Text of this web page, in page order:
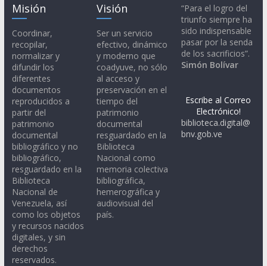
Misión
Coordinar,
recopilar,
normalizar y
difundir los
diferentes
documentos
reproducidos a
partir del
patrimonio
documental
bibliográfico y no
bibliográfico,
resguardado en la
Biblioteca
Nacional de
Venezuela, así
como los objetos
y recursos nacidos
digitales, y sin
derechos
reservados.
Visión
Ser un servicio
efectivo, dinámico
y moderno que
coadyuve, no sólo
al acceso y
preservación en el
tiempo del
patrimonio
documental
resguardado en la
Biblioteca
Nacional como
memoria colectiva
bibliográfica,
hemerográfica y
audiovisual del
país.
“Para el logro del
triunfo siempre ha
sido indispensable
pasar por la senda
de los sacrificios”.
Simón Bolívar
Escribe al Correo
Electrónico!
biblioteca.digital@
bnv.gob.ve